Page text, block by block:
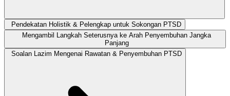
Pendekatan Holistik & Pelengkap untuk Sokongan PTSD
Mengambil Langkah Seterusnya ke Arah Penyembuhan Jangka
Panjang
Soalan Lazim Mengenai Rawatan & Penyembuhan PTSD